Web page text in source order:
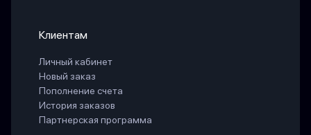
Клиентам
Личный кабинет
Новый заказ
Пополнение счета
История заказов
Партнерская программа